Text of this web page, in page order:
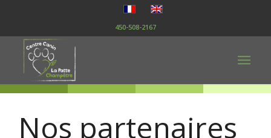
450-508-2167
Nos partenaires